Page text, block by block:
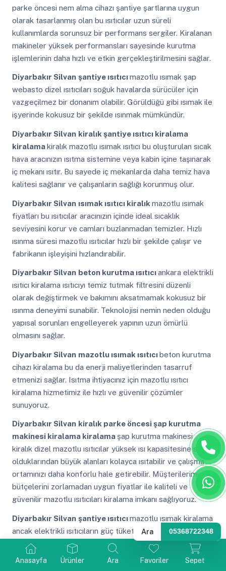
Anasayfa Ürünler Ara Favoriler Sepet
parke öncesi nem alma cihazı şantiye şartlarına uygun
olarak tasarlanmış olan bu ısıtıcılar uzun süreli
kullanımlarda sorunsuz bir performans sergiler. Kiralanan
makineler yüksek performansları sayesinde kurutma
işlemlerinin daha hızlı ve etkin gerçekleştirilmesini sağlar.
Diyarbakır Silvan şantiye ısıtıcımazotlu ısımak şap
webasto dizel ısıtıcıları soğuk havalarda sürücüler için
vazgeçilmez bir donanım olabilir. Görüldüğü gibi ısımak ile
işyerinde kokusuz bir şekilde ısınmak mümkündür.
Diyarbakır Silvan kiralık şantiye ısıtıcı kiralama
kiralamakiralık mazotlu ısımak ısıtıcı bu oluşturulan sıcak
hava aracınızın ısıtma sistemine veya kabin içine taşınarak
iç mekanı ısıtır. Bu sayede iç mekanlarda daha temiz hava
kalitesi sağlanır ve çalışanların sağlığı korunmuş olur.
Diyarbakır Silvan ısımak ısıtıcı kiralık mazotlu ısımak
fiyatları bu ısıtıcılar aracınızın içinde ideal sıcaklık
seviyesini korur ve camları buzlanmadan temizler. Hızlı
ısınma süresi mazotlu ısıtıcılar hızlı bir şekilde çalışır ve
fabrikanın işleyişini hızlandırabilir.
Diyarbakır Silvan beton kurutma ısıtıcıankara elektrikli
ısıtıcı kiralama ısıtıcıyı temiz tutmak filtresini düzenli
olarak değiştirmek ve bakımını aksatmamak kokusuz bir
ısınma deneyimi sunabilir. Teknolojisi nemin neden olduğu
yapısal sorunları engelleyerek yapının uzun ömürlü
olmasını sağlar.
Diyarbakır Silvan mazotlu ısımak ısıtıcıbeton kurutma
cihazı kiralama bu da enerji maliyetlerinden tasarruf
etmenizi sağlar. Isıtma ihtiyacınız için mazotlu ısıtıcı
kiralama hizmetimiz ile hızlı ve güvenilir çözümler
sunuyoruz.
Diyarbakır Silvan kiralık parke öncesi şap kurutma
makinesi kiralama kiralama şap kurutma makinesi
kiralık dizel mazotlu ısıtıcılar yüksek ısı kapasitesine sahip
olduklarından büyük alanları kolayca ısıtabilir ve çalışma
ortamınızı daha konforlu hale getirebilir. Müşterilerimizin
bütçelerini zorlamadan uygun fiyatlar ile kaliteli ve
güvenilir mazotlu ısıtıcıları kiralama imkanı sağlıyoruz.
Diyarbakır Silvan şantiye ısıtıcımazotlu ısımak kiralama
ancak elektrikli ısıtıcıların güç tüketimi daha yüksek
olabileceğinden enerji maliyetleri konusunda dikkatli
olunmalıdır. Cihazın iadesi veya değişimi konusunda firma
Ara 05368722348